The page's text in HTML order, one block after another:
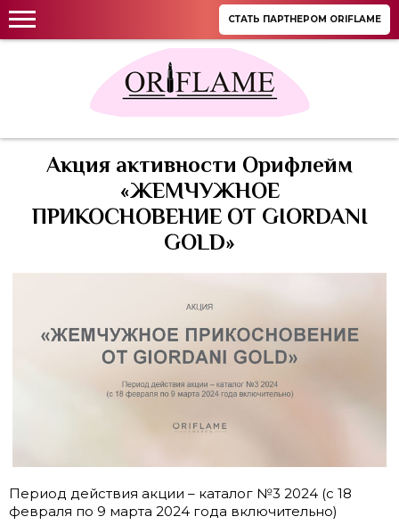
СТАТЬ ПАРТНЕРОМ ORIFLAME
Акция активности Орифлейм
«ЖЕМЧУЖНОЕ
ПРИКОСНОВЕНИЕ ОТ GIORDANI
GOLD»
Период действия акции – каталог №3 2024 (с 18
февраля по 9 марта 2024 года включительно)